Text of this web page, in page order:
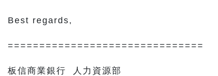
Best regards,
===============================
板信商業銀行 人力資源部